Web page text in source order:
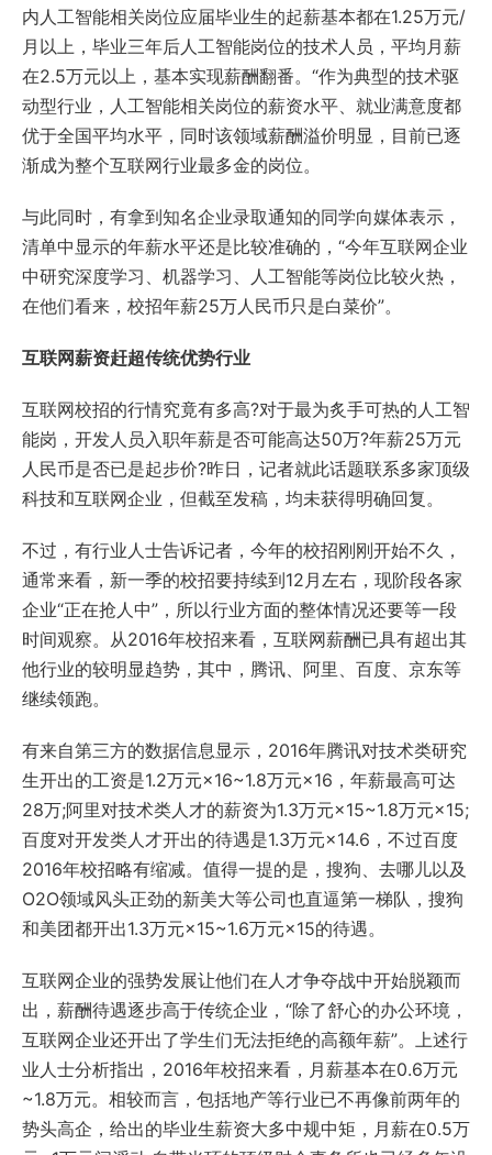
内人工智能相关岗位应届毕业生的起薪基本都在1.25万元/
月以上，毕业三年后人工智能岗位的技术人员，平均月薪
在2.5万元以上，基本实现薪酬翻番。“作为典型的技术驱
动型行业，人工智能相关岗位的薪资水平、就业满意度都
优于全国平均水平，同时该领域薪酬溢价明显，目前已逐
渐成为整个互联网行业最多金的岗位。
与此同时，有拿到知名企业录取通知的同学向媒体表示，
清单中显示的年薪水平还是比较准确的，“今年互联网企业
中研究深度学习、机器学习、人工智能等岗位比较火热，
在他们看来，校招年薪25万人民币只是白菜价”。
互联网薪资赶超传统优势行业
互联网校招的行情究竟有多高?对于最为炙手可热的人工智
能岗，开发人员入职年薪是否可能高达50万?年薪25万元
人民币是否已是起步价?昨日，记者就此话题联系多家顶级
科技和互联网企业，但截至发稿，均未获得明确回复。
不过，有行业人士告诉记者，今年的校招刚刚开始不久，
通常来看，新一季的校招要持续到12月左右，现阶段各家
企业“正在抢人中”，所以行业方面的整体情况还要等一段
时间观察。从2016年校招来看，互联网薪酬已具有超出其
他行业的较明显趋势，其中，腾讯、阿里、百度、京东等
继续领跑。
有来自第三方的数据信息显示，2016年腾讯对技术类研究
生开出的工资是1.2万元×16~1.8万元×16，年薪最高可达
28万;阿里对技术类人才的薪资为1.3万元×15~1.8万元×15;
百度对开发类人才开出的待遇是1.3万元×14.6，不过百度
2016年校招略有缩减。值得一提的是，搜狗、去哪儿以及
O2O领域风头正劲的新美大等公司也直逼第一梯队，搜狗
和美团都开出1.3万元×15~1.6万元×15的待遇。
互联网企业的强势发展让他们在人才争夺战中开始脱颖而
出，薪酬待遇逐步高于传统企业，“除了舒心的办公环境，
互联网企业还开出了学生们无法拒绝的高额年薪”。上述行
业人士分析指出，2016年校招来看，月薪基本在0.6万元
~1.8万元。相较而言，包括地产等行业已不再像前两年的
势头高企，给出的毕业生薪资大多中规中矩，月薪在0.5万